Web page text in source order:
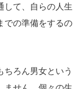
して、自らの人生
での準備をするの
ろん男女という